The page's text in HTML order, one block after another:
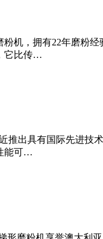
机，拥有22年磨粉
它比传…
推出具有国际先进技
能可…